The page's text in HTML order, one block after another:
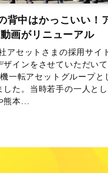
背中はかっこいい！
画がリニューアル
アセットさまの採用サイ
インをさせていただいて
一転アセットグループと
した。当時若手の一人と
本...